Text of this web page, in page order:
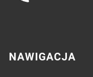
NAWIGACJA